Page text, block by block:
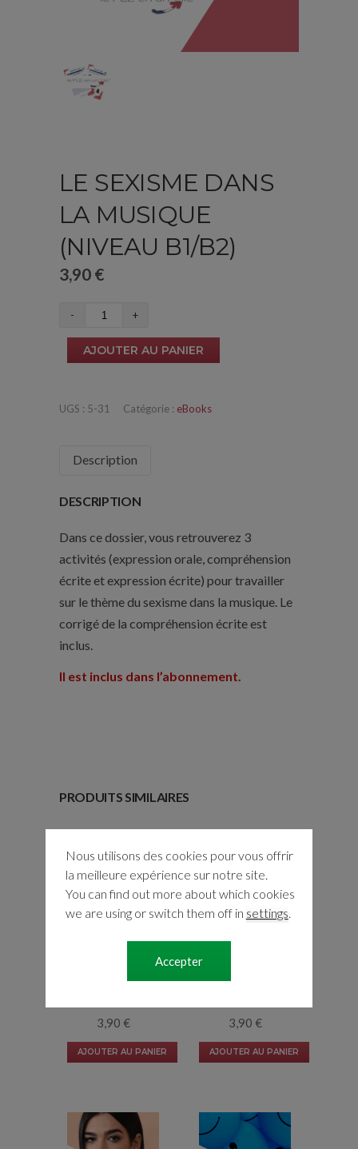
LE SEXISME DANS
LA MUSIQUE
(NIVEAU B1/B2)
3,90 €
quantité
Le
(niveau
AJOUTER AU PANIER
UGS : 5-31 Catégorie : eBooks
Description
DESCRIPTION
Dans ce dossier, vous retrouverez 3
activités (expression orale, compréhension
écrite et expression écrite) pour travailler
sur le thème du sexisme dans la musique. Le
corrigé de la compréhension écrite est
inclus.
Il est inclus dans l’abonnement.
PRODUITS SIMILAIRES
3,90 €
AJOUTER AU PANIER
3,90 €
AJOUTER AU PANIER
Nous utilisons des cookies pour vous offrir
la meilleure expérience sur notre site.
You can find out more about which cookies
we are using or switch them off in settings
Accepter